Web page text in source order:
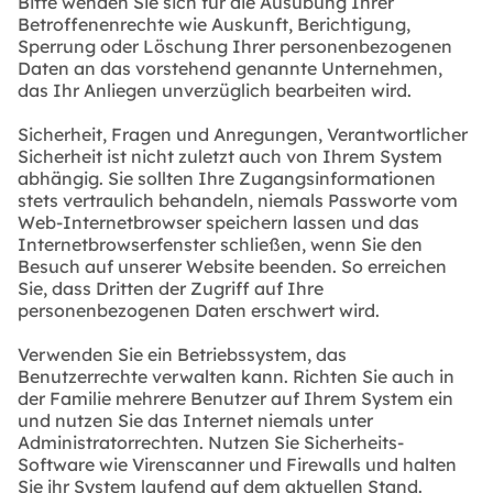
Betroffenenrechte wie Auskunft, Berichtigung,
Sperrung oder Löschung Ihrer personenbezogenen
Daten an das vorstehend genannte Unternehmen,
das Ihr Anliegen unverzüglich bearbeiten wird.
Sicherheit, Fragen und Anregungen, Verantwortlicher
Sicherheit ist nicht zuletzt auch von Ihrem System
abhängig. Sie sollten Ihre Zugangsinformationen
stets vertraulich behandeln, niemals Passworte vom
Web-Internetbrowser speichern lassen und das
Internetbrowserfenster schließen, wenn Sie den
Besuch auf unserer Website beenden. So erreichen
Sie, dass Dritten der Zugriff auf Ihre
personenbezogenen Daten erschwert wird.
Verwenden Sie ein Betriebssystem, das
Benutzerrechte verwalten kann. Richten Sie auch in
der Familie mehrere Benutzer auf Ihrem System ein
und nutzen Sie das Internet niemals unter
Administratorrechten. Nutzen Sie Sicherheits-
Software wie Virenscanner und Firewalls und halten
Sie ihr System laufend auf dem aktuellen Stand.